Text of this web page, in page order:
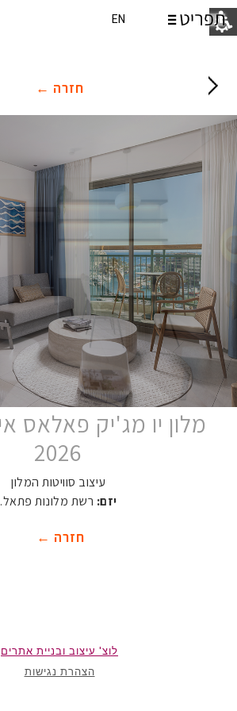
EN
חזרה ←
2026
עיצוב סוויטות המלון
יזם: רשת מלונות פתאל.
חזרה ←
לוצ' עיצוב ובניית אתרים
הצהרת נגישות